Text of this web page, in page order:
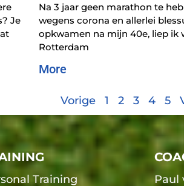
Je
Na 3 jaar geen marathon te
wegens corona en allerlei
opkwamen na mijn 40e, liep ik
Rotterdam
More
Vorige 1 2 3 4 5
Training Paul